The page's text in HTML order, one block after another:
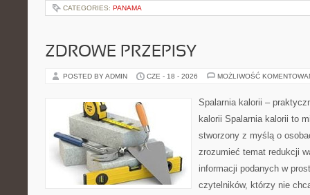
CATEGORIES: PANAMA
ZDROWE PRZEPISY
POSTED BY ADMIN CZE - 18 - 2026 MOŻLIWOŚĆ
Spalarnia kalorii –
kalorii Spalarnia kalorii to
stworzony z myślą o
zrozumieć temat redukcji
informacji podanych w
czytelników, którzy nie